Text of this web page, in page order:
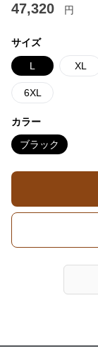
47,320 円
サイズ
L XL
6XL
カラー
ブラック